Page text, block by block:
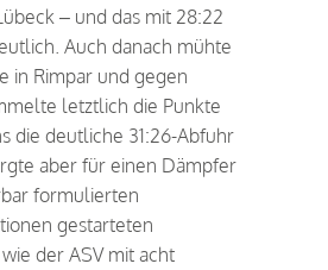
– und das mit 28:22
Auch danach mühte
in Rimpar und gegen
letztlich die Punkte
die deutliche 31:26-Abfuhr
aber für einen Dämpfer
formulierten
gestarteten
der ASV mit acht